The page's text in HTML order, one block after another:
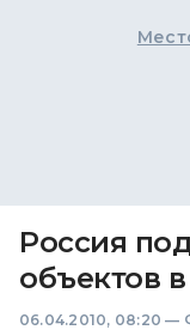
Россия
объектов
06.04.2010, 08:20 —